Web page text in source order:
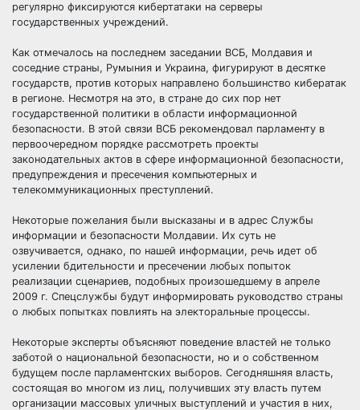
регулярно фиксируются кибертатаки на серверы
государственных учреждений.
Как отмечалось на последнем заседании ВСБ, Молдавия и
соседние страны, Румыния и Украина, фигурируют в десятке
государств, против которых направлено большинство кибератак
в регионе. Несмотря на это, в стране до сих пор нет
государственной политики в области информационной
безопасности. В этой связи ВСБ рекомендовал парламенту в
первоочередном порядке рассмотреть проекты
законодательных актов в сфере информационной безопасности,
предупреждения и пресечения компьютерных и
телекоммуникационных преступлений.
Некоторые пожелания были высказаны и в адрес Службы
информации и безопасности Молдавии. Их суть не
озвучивается, однако, по нашей информации, речь идет об
усилении бдительности и пресечении любых попыток
реализации сценариев, подобных произошедшему в апреле
2009 г. Спецслужбы будут информировать руководство страны
о любых попытках повлиять на электоральные процессы.
Некоторые эксперты объясняют поведение властей не только
заботой о национальной безопасности, но и о собственном
будущем после парламентских выборов. Сегодняшняя власть,
состоящая во многом из лиц, получивших эту власть путем
организации массовых уличных выступлений и участия в них,